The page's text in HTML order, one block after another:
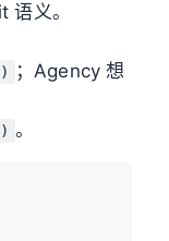
义。
；Agency 想
。